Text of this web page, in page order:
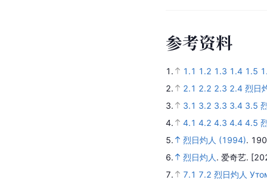
参考资料
1. 1.1 1.2 1.3 1.4 1.5
2.
2.1 2.2 2.3 2.4 烈日
3.
3.1 3.2 3.3 3.4 3.5
4.
4.1 4.2 4.3 4.4 4.5
5.
烈日灼人 (1994).
6.
烈日灼人 . 爱奇艺.
7.
7.1 7.2 烈日灼人